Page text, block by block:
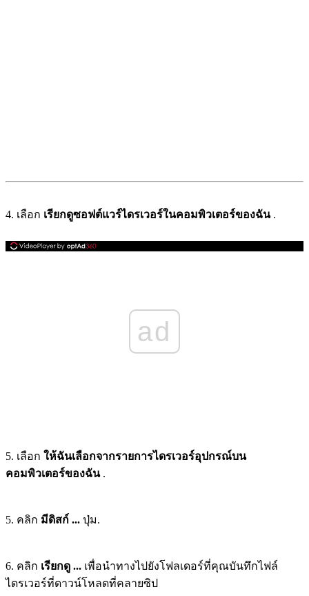
4. เลือก เรียกดูซอฟต์แวร์ไดรเวอร์ในคอมพิวเตอร์ของฉัน.
ad
5. เลือก ให้ฉันเลือกจากรายการไดรเวอร์อุปกรณ์บน
คอมพิวเตอร์ของฉัน.
5. คลิก มีดิสก์ ... ปุ่ม.
6. คลิก เรียกดู ... เพื่อนำทางไปยังโฟลเดอร์ที่คุณบันทึกไฟล์
ไดรเวอร์ที่ดาวน์โหลดที่คลายซิป